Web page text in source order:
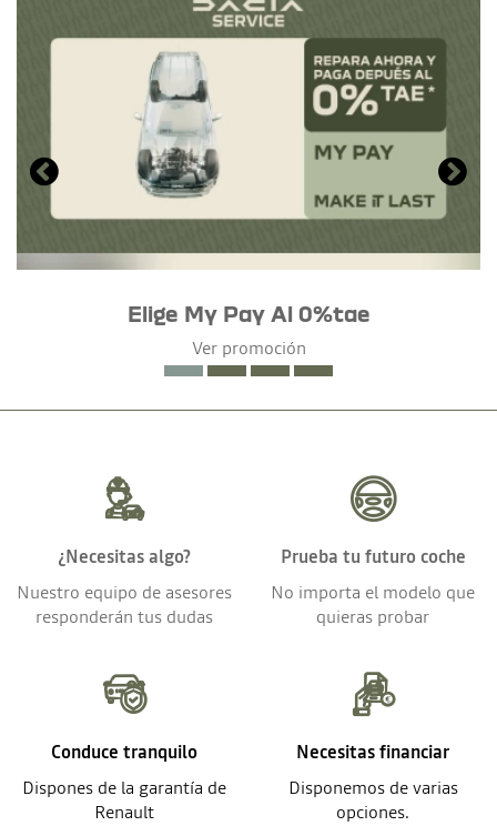
Elige My Pay Al 0%tae
Ver promoción
¿Necesitas algo?
Nuestro equipo de asesores
responderán tus dudas
Prueba tu futuro coche
No importa el modelo que
quieras probar
Conduce tranquilo
Dispones de la garantía de
Renault
Necesitas financiar
Disponemos de varias
opciones.